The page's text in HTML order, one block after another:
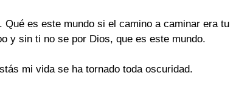
es este mundo si el camino a caminar era tu
y sin ti no se por Dios, que es este mundo.
mi vida se ha tornado toda oscuridad.